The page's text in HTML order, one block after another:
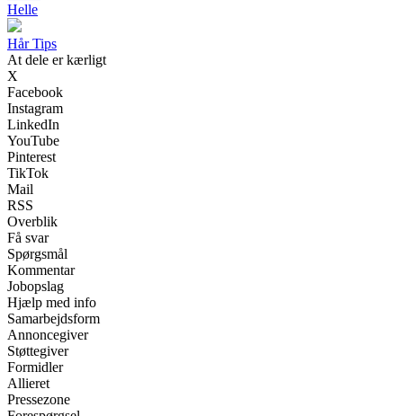
Helle
Hår Tips
At dele er kærligt
X
Facebook
Instagram
LinkedIn
YouTube
Pinterest
TikTok
Mail
RSS
Overblik
Få svar
Spørgsmål
Kommentar
Jobopslag
Hjælp med info
Samarbejdsform
Annoncegiver
Støttegiver
Formidler
Allieret
Pressezone